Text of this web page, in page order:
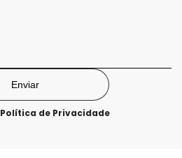
Enviar
Política de Privacidade